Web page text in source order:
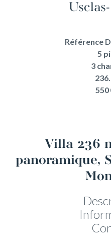
Référence
5
3
550
Villa 236
panoramique,